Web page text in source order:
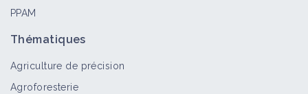
PPAM
Thématiques
Agriculture de précision
Agroforesterie